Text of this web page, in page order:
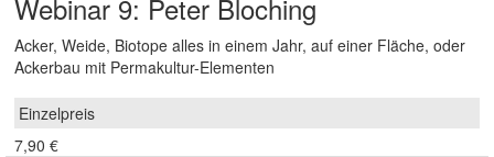
Webinar 9: Peter Bloching
Acker, Weide, Biotope alles in einem Jahr, auf einer Fläche, oder
Ackerbau mit Permakultur-Elementen
7,90 €